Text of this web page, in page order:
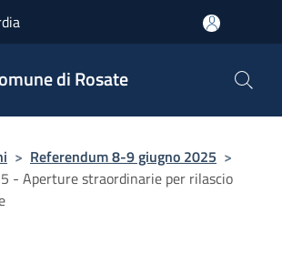
di Rosate
> Referendum 8-9 giugno 2025 >
- Aperture straordinarie per rilascio